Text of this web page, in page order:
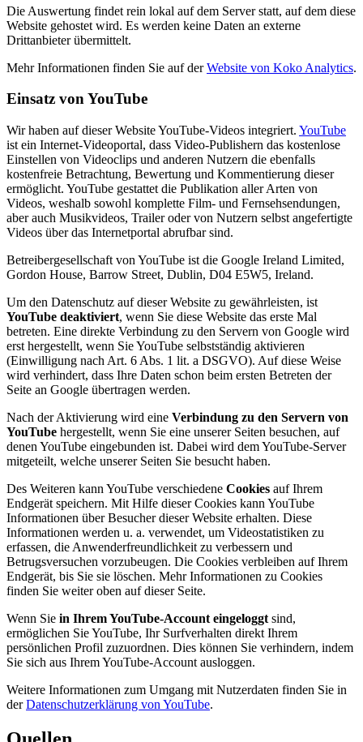
Die Auswertung findet rein lokal auf dem Server statt, auf dem diese
Website gehostet wird. Es werden keine Daten an externe
Drittanbieter übermittelt.
Mehr Informationen finden Sie auf derWebsite von Koko Analytics.
Einsatz von YouTube
Wir haben auf dieser Website YouTube-Videos integriert. YouTube
ist ein Internet-Videoportal, dass Video-Publishern das kostenlose
Einstellen von Videoclips und anderen Nutzern die ebenfalls
kostenfreie Betrachtung, Bewertung und Kommentierung dieser
ermöglicht. YouTube gestattet die Publikation aller Arten von
Videos, weshalb sowohl komplette Film- und Fernsehsendungen,
aber auch Musikvideos, Trailer oder von Nutzern selbst angefertigte
Videos über das Internetportal abrufbar sind.
Betreibergesellschaft von YouTube ist die Google Ireland Limited,
Gordon House, Barrow Street, Dublin, D04 E5W5, Ireland.
Um den Datenschutz auf dieser Website zu gewährleisten, ist
YouTube deaktiviert, wenn Sie diese Website das erste Mal
betreten. Eine direkte Verbindung zu den Servern von Google wird
erst hergestellt, wenn Sie YouTube selbstständig aktivieren
(Einwilligung nach Art. 6 Abs. 1 lit. a DSGVO). Auf diese Weise
wird verhindert, dass Ihre Daten schon beim ersten Betreten der
Seite an Google übertragen werden.
Nach der Aktivierung wird eine Verbindung zu den Servern von
YouTube hergestellt, wenn Sie eine unserer Seiten besuchen, auf
denen YouTube eingebunden ist. Dabei wird dem YouTube-Server
mitgeteilt, welche unserer Seiten Sie besucht haben.
Des Weiteren kann YouTube verschiedene Cookies auf Ihrem
Endgerät speichern. Mit Hilfe dieser Cookies kann YouTube
Informationen über Besucher dieser Website erhalten. Diese
Informationen werden u. a. verwendet, um Videostatistiken zu
erfassen, die Anwenderfreundlichkeit zu verbessern und
Betrugsversuchen vorzubeugen. Die Cookies verbleiben auf Ihrem
Endgerät, bis Sie sie löschen. Mehr Informationen zu Cookies
finden Sie weiter oben auf dieser Seite.
Wenn Sie in Ihrem YouTube-Account eingeloggt sind,
ermöglichen Sie YouTube, Ihr Surfverhalten direkt Ihrem
persönlichen Profil zuzuordnen. Dies können Sie verhindern, indem
Sie sich aus Ihrem YouTube-Account ausloggen.
Weitere Informationen zum Umgang mit Nutzerdaten finden Sie in
derDatenschutzerklärung von YouTube.